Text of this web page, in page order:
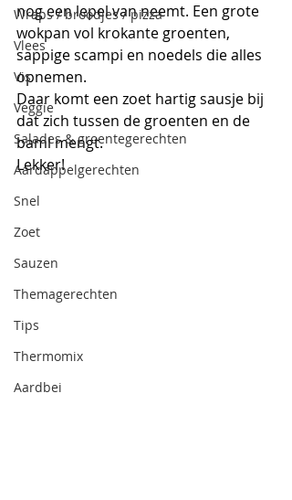
Wraps / broodjes / pizza
Vlees
Vis
Veggie
Salades & groentegerechten
Aardappelgerechten
Snel
Zoet
Sauzen
Themagerechten
Tips
Thermomix
Aardbei
nog een lepel van neemt. Een grote
wokpan vol krokante groenten,
sappige scampi en noedels die alles
opnemen.
Daar komt een zoet hartig sausje bij
dat zich tussen de groenten en de
bami mengt.
Lekker!